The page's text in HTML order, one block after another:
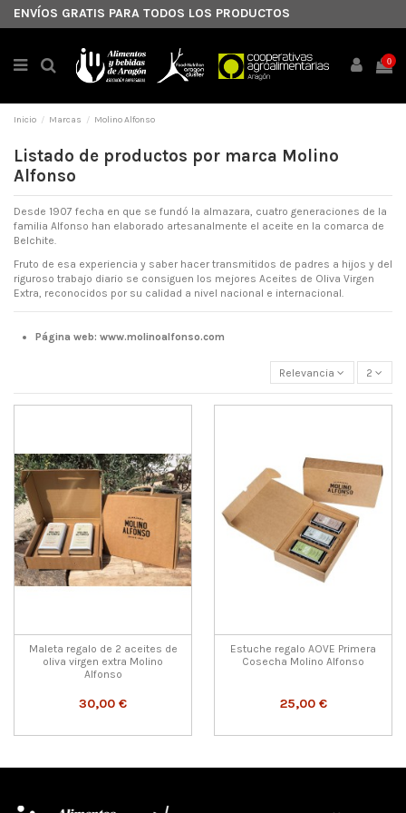
ENVÍOS GRATIS PARA TODOS LOS PRODUCTOS
0
Inicio Marcas Molino Alfonso
Listado de productos por marca Molino
Alfonso
Desde 1907 fecha en que se fundó la almazara, cuatro generaciones de la
familia Alfonso han elaborado artesanalmente el aceite en la comarca de
Belchite.
Fruto de esa experiencia y saber hacer transmitidos de padres a hijos y del
riguroso trabajo diario se consiguen los mejores Aceites de Oliva Virgen
Extra, reconocidos por su calidad a nivel nacional e internacional.
Página web: www.molinoalfonso.com
Relevancia 2
Maleta regalo de 2 aceites de
oliva virgen extra Molino
Alfonso
30,00 €
Estuche regalo AOVE Primera
Cosecha Molino Alfonso
25,00 €